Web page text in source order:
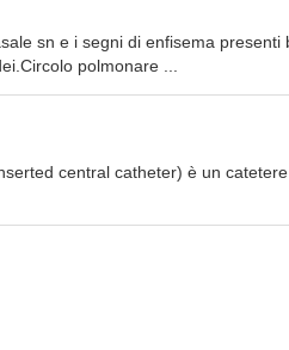
sn e i segni di enfisema presenti
polmonare ...
central catheter) è un